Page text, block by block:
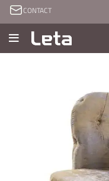
CONTACT